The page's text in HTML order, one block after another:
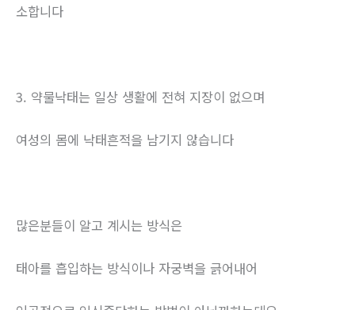
소합니다
3. 약물낙태는 일상 생활에 전혀 지장이 없으며
여성의 몸에 낙태흔적을 남기지 않습니다
많은분들이 알고 계시는 방식은
태아를 흡입하는 방식이나 자궁벽을 긁어내어